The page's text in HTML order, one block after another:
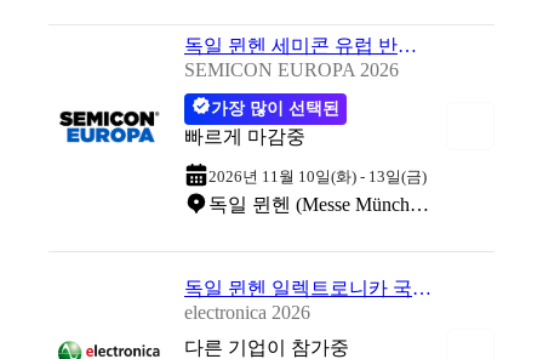
독일 뮌헨 세미콘 유럽 반도체 전시회 2026
SEMICON EUROPA 2026
가장 많이 선택된
빠르게 마감중
2026년 11월 10일(화) - 13일(금)
독일 뮌헨 (Messe München)
독일 뮌헨 일렉트로니카 국제 전자부품 박람회 2026
electronica 2026
다른 기업이 참가중